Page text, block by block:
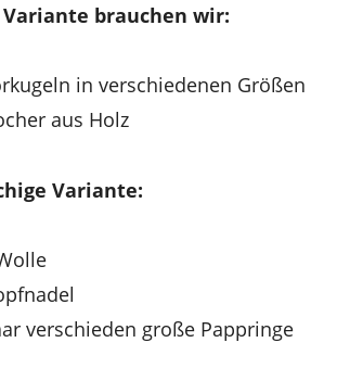
brauchen wir:
in verschiedenen Größen
aus Holz
Variante:
verschieden große Pappringe